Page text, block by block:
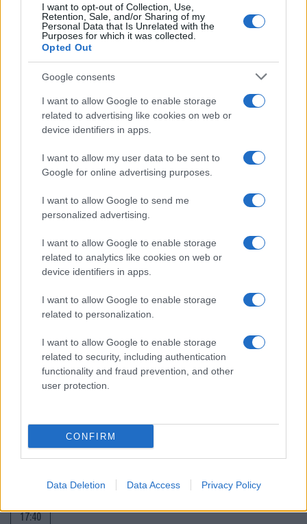
I want to opt-out of Collection, Use,
Retention, Sale, and/or Sharing of my
Personal Data that Is Unrelated with the
Purposes for which it was collected.
Opted Out
Google consents
I want to allow Google to enable storage
related to advertising like cookies on web or
device identifiers in apps.
I want to allow my user data to be sent to
Google for online advertising purposes.
I want to allow Google to send me
personalized advertising.
I want to allow Google to enable storage
related to analytics like cookies on web or
device identifiers in apps.
I want to allow Google to enable storage
related to personalization.
I want to allow Google to enable storage
related to security, including authentication
functionality and fraud prevention, and other
user protection.
CONFIRM
Data Deletion Data Access Privacy Policy
SNCASE SE.5000 Baroudeur: το γαλλικό
μαχητικό που… ξέχασε τους τροχούς
προσγείωσης
Litening: Η Αμερικανική Αεροπορία
επενδύει σε ένα από τα πλέον
διαδεδομένα ατρακτίδια στοχοποίησης
ΣΑΝ ΣΗΜΕΡΑ – 6 Αυγούστου 1777:
Μάχη του Oriskany, μια ήττα με
ινδιάνικο εμφύλιο
“Τυφλό” το ιρλανδικό κυβερνητικό
αεροσκάφος ή μια ακόμη ρήξη με το
Ισραήλ;
17:40